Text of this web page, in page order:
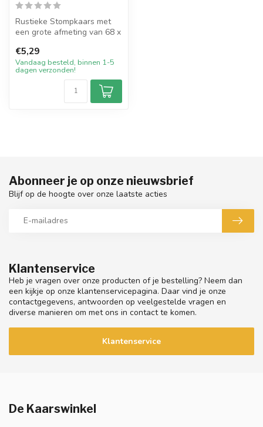
Rustieke Stompkaars met
een grote afmeting van 68 x
Deze...
€5,29
Vandaag besteld, binnen 1-5
dagen verzonden!
Klantenservice
Heb je vragen over onze producten of je bestelling? Neem dan
een kijkje op onze klantenservicepagina. Daar vind je onze
contactgegevens, antwoorden op veelgestelde vragen en
diverse manieren om met ons in contact te komen.
Klantenservice
Abonneer je op onze nieuwsbrief
Blijf op de hoogte over onze laatste acties
De Kaarswinkel